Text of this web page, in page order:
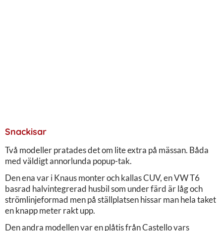
Snackisar
Två modeller pratades det om lite extra på mässan. Båda
med väldigt annorlunda popup-tak.
Den ena var i Knaus monter och kallas CUV, en VW T6
basrad halvintegrerad husbil som under färd är låg och
strömlinjeformad men på ställplatsen hissar man hela taket
en knapp meter rakt upp.
Den andra modellen var en plåtis från Castello vars